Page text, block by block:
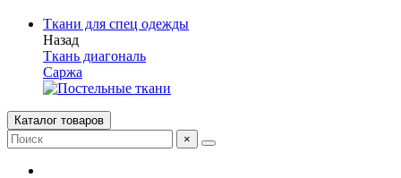
Ткани для спец одежды
Назад
Ткань диагональ
Саржа
Каталог товаров
×